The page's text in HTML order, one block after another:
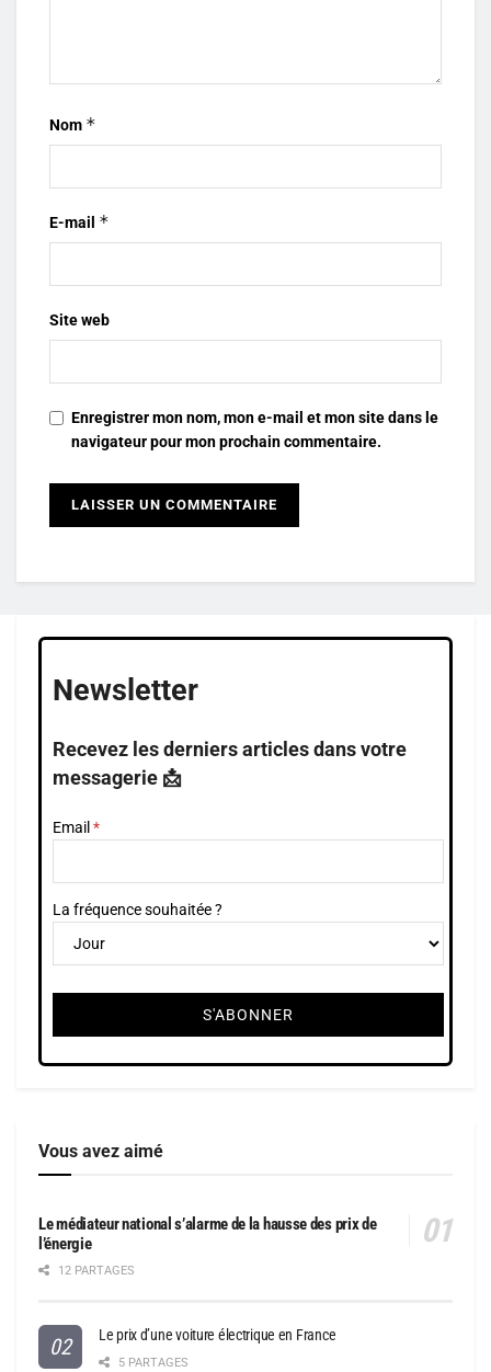
Nom *
E-mail *
Site web
Enregistrer mon nom, mon e-mail et mon site dans le
navigateur pour mon prochain commentaire.
Newsletter
Recevez les derniers articles dans votre
messagerie 📩
Email
La fréquence souhaitée ?
Vous avez aimé
Le médiateur national s’alarme de la hausse des prix de
l’énergie
12 PARTAGES
Le prix d’une voiture électrique en France
5 PARTAGES